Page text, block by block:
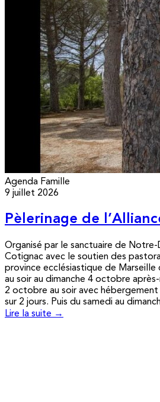
Agenda Famille
9 juillet 2026
Pèlerinage de
Organisé par le sanctuaire de Notre-
Cotignac avec le soutien des
province ecclésiastique de
au soir au dimanche 4 octobre
2 octobre au soir avec
sur 2 jours. Puis du samedi au
Lire la suite →